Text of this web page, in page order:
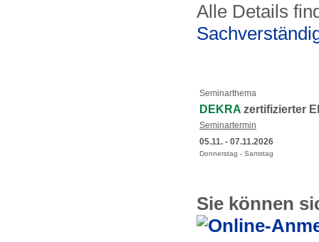
Alle Details
Seminarthema
DEKRA zertifizierter
Seminartermin
05.11. - 07.11.2026
Donnerstag - Samstag
Sie können